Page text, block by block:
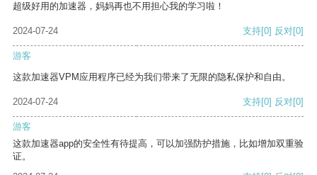
超级好用的加速器，妈妈再也不用担心我的学习啦！
2024-07-24 支持[0] 反对[0]
游客
这款加速器VPM应用程序已经为我们带来了无限的隐私保护和自由。
2024-07-24 支持[0] 反对[0]
游客
这款加速器app的安全性有待提高，可以加强防护措施，比如增加双重验
证。